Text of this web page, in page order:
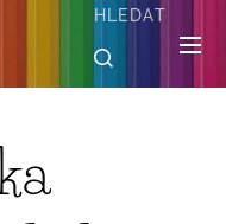
HLEDAT